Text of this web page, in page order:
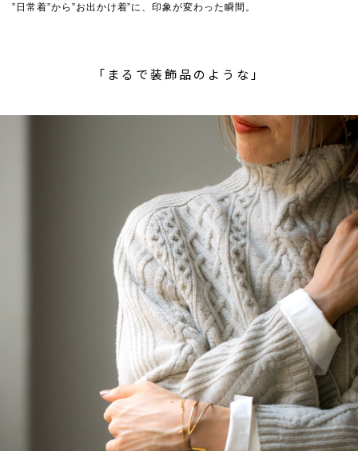
”日常着”から”お出かけ着”に、印象が変わった瞬間。
「まるで装飾品のような」